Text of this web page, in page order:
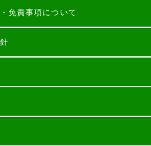
免責事項について